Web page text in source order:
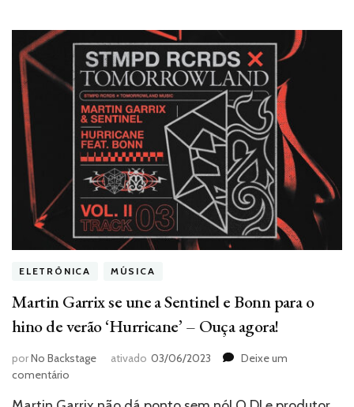
ELETRÔNICA MÚSICA
Martin Garrix se une a Sentinel e Bonn para o
hino de verão ‘Hurricane’ – Ouça agora!
porNo Backstage ativado 03/06/2023
Deixe um
comentário